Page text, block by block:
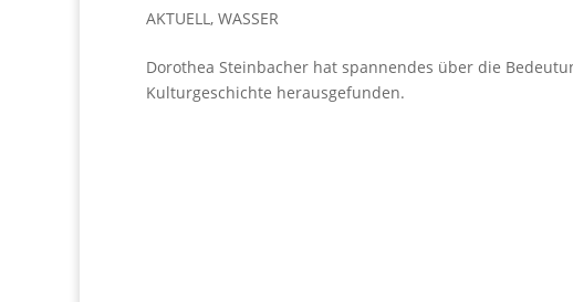
AKTUELL, WASSER
Dorothea Steinbacher hat spannendes über die
Kulturgeschichte herausgefunden.